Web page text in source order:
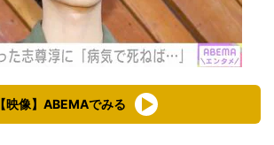
【映像】ABEMAでみる